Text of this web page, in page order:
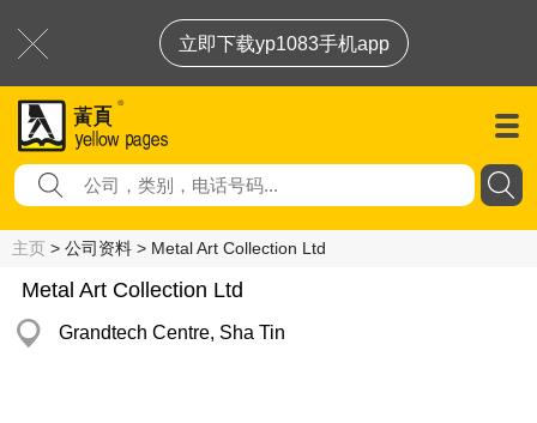
立即下载yp1083手机app
主页 > 公司资料 > Metal Art Collection Ltd
Metal Art Collection Ltd
Grandtech Centre, Sha Tin